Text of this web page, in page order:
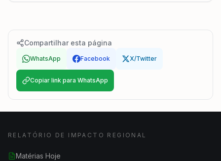
Compartilhar esta página
WhatsApp Facebook X/Twitter
Copiar link para WhatsApp
RELATÓRIO DE IMPACTO REGIONAL
Matérias Hoje